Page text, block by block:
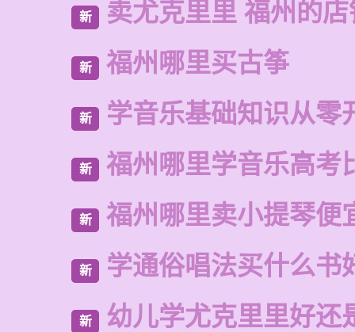
新 卖尤克里里 福州的
新 福州哪里买古筝
新 学音乐基础知识从零
新 福州哪里学音乐高考
新 福州哪里卖小提琴便
新 学通俗唱法买什么书
新 幼儿学尤克里里好还